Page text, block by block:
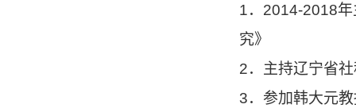
1．2014-2018
究》
2．主持辽宁省
3．参加韩大元